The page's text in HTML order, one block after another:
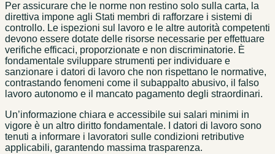
Per assicurare che le norme non restino solo sulla carta, la
direttiva impone agli Stati membri di rafforzare i sistemi di
controllo. Le ispezioni sul lavoro e le altre autorità competenti
devono essere dotate delle risorse necessarie per effettuare
verifiche efficaci, proporzionate e non discriminatorie. È
fondamentale sviluppare strumenti per individuare e
sanzionare i datori di lavoro che non rispettano le normative,
contrastando fenomeni come il subappalto abusivo, il falso
lavoro autonomo e il mancato pagamento degli straordinari.
Un’informazione chiara e accessibile sui salari minimi in
vigore è un altro diritto fondamentale. I datori di lavoro sono
tenuti a informare i lavoratori sulle condizioni retributive
applicabili, garantendo massima trasparenza.